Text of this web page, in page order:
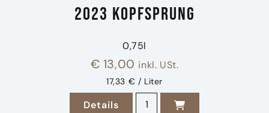
2023 Kopfsprung
0,75l
€ 13,00 inkl. USt.
17,33 € / Liter
Details zu 2023 Kopfsprung
2023 Kopfsprung Menge